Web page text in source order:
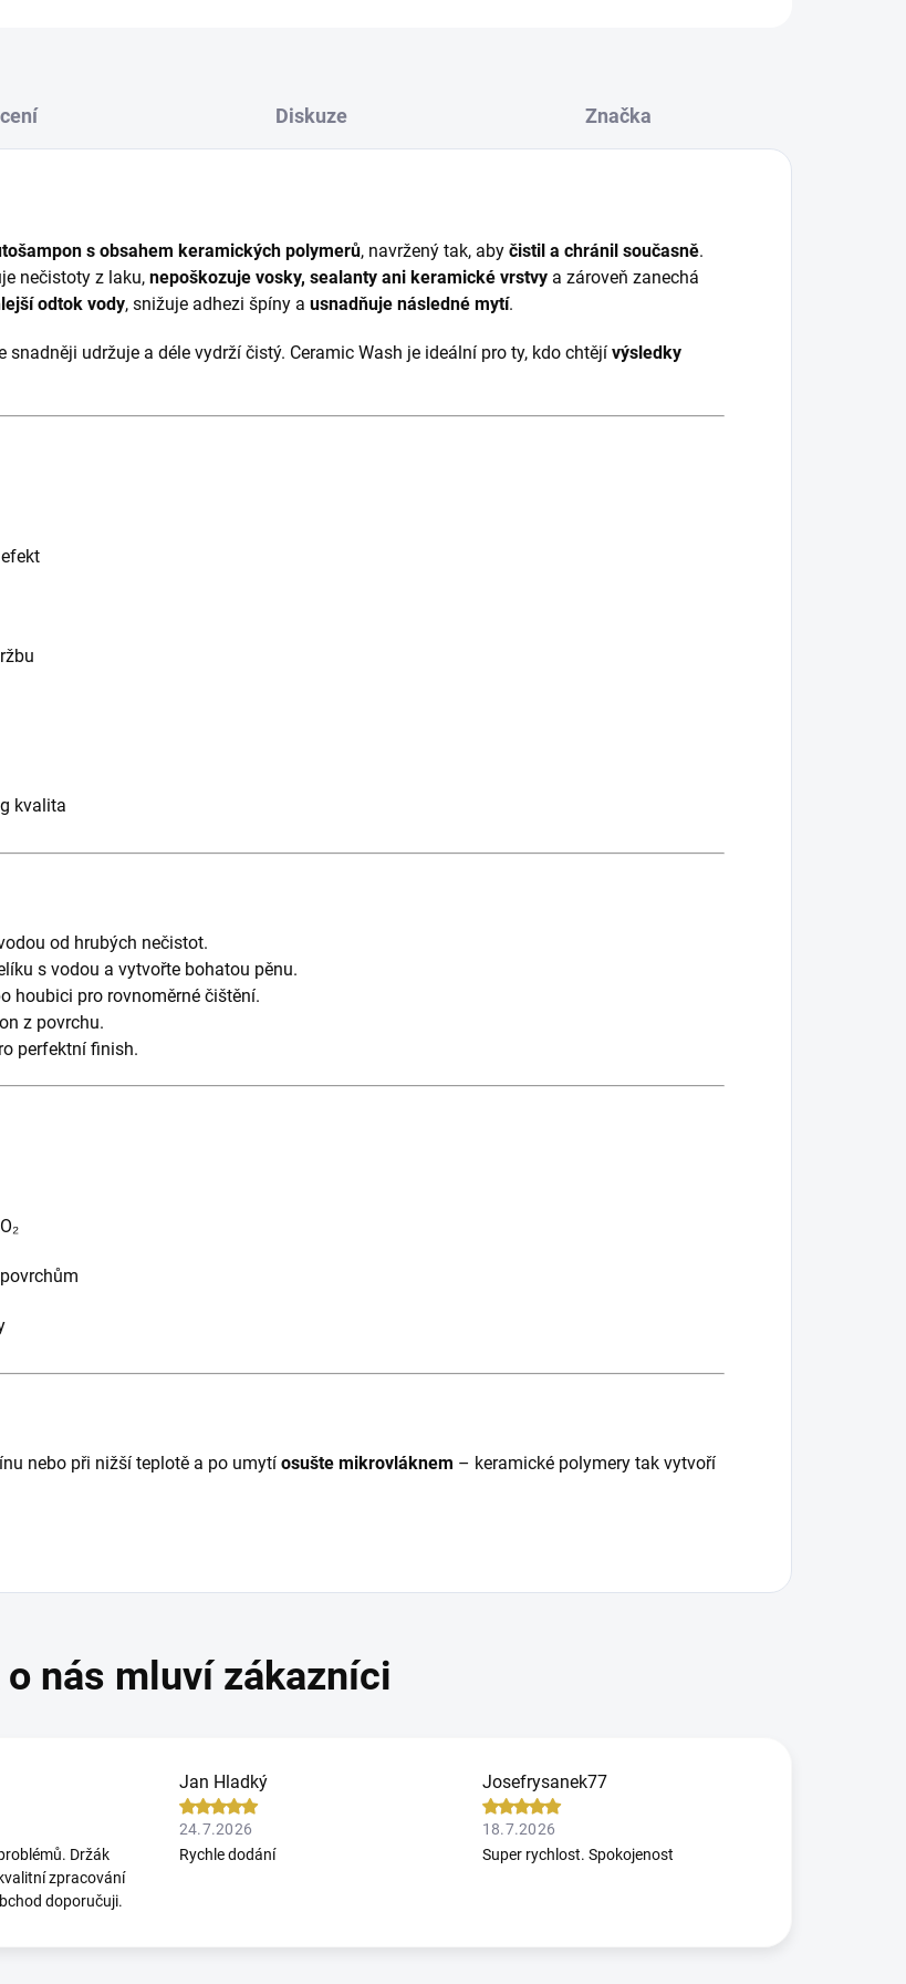
Diskuze Značka
s obsahem keramických polymerů, navržený tak, aby čistil a chránil současně.
nečistoty z laku, nepoškozuje vosky, sealanty ani keramické vrstvy a zároveň zanechá
odtok vody, snižuje adhezi špíny a usnadňuje následné mytí.
snadněji udržuje a déle vydrží čistý. Ceramic Wash je ideální pro ty, kdo chtějí výsledky
kvalita
od hrubých nečistot.
s vodou a vytvořte bohatou pěnu.
houbici pro rovnoměrné čištění.
z povrchu.
perfektní finish.
nebo při nižší teplotě a po umytí osušte mikrovláknem – keramické polymery tak vytvoří
Držák
zpracování
doporučuji.
Jan Hladký
24.7.2026
Rychle dodání
Josefrysanek77
18.7.2026
Super rychlost. Spokojenost